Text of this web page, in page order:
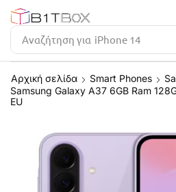
Αναζήτηση για iPhone 14
Αρχική σελίδα Smart Phones
Samsung Galaxy A37 6GB Ram
EU